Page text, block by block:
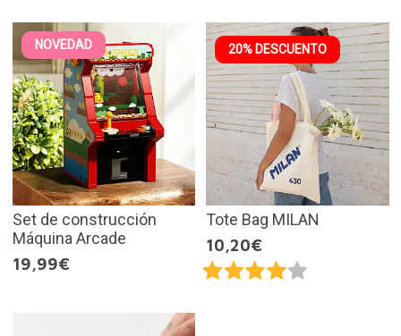
NOVEDAD
Set de construcción
Máquina Arcade
19,99€
20% DESCUENTO
Tote Bag MILAN
10,20€